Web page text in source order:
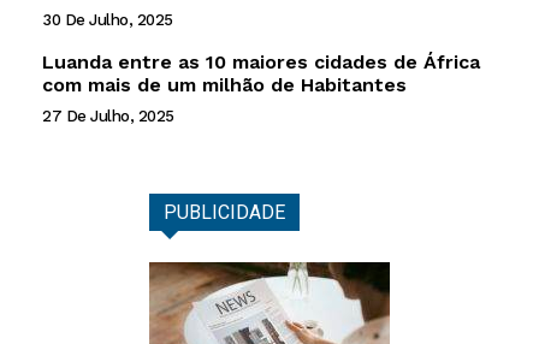
30 De Julho, 2025
Luanda entre as 10 maiores cidades de África
com mais de um milhão de Habitantes
27 De Julho, 2025
PUBLICIDADE